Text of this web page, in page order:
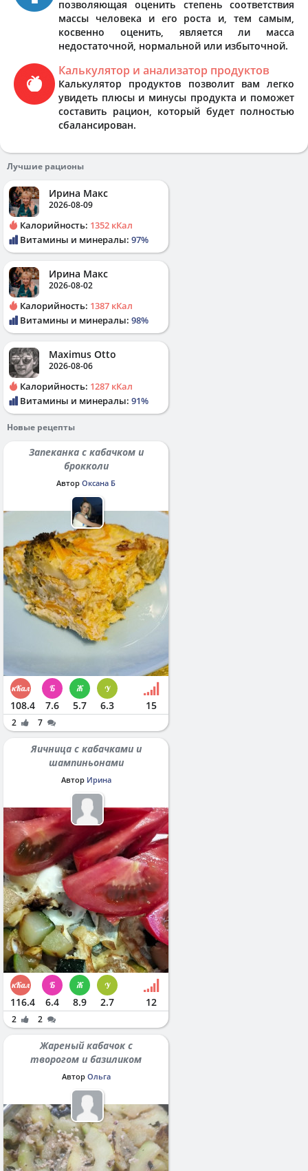
позволяющая оценить степень соответствия
массы человека и его роста и, тем самым,
косвенно оценить, является ли масса
недостаточной, нормальной или избыточной.
Калькулятор и анализатор продуктов
Калькулятор продуктов позволит вам легко
увидеть плюсы и минусы продукта и поможет
составить рацион, который будет полностью
сбалансирован.
Лучшие рационы
Ирина Макс
2026-08-09
Калорийность: 1352 кКал
Витамины и минералы: 97%
Ирина Макс
2026-08-02
Калорийность: 1387 кКал
Витамины и минералы: 98%
Maximus Otto
2026-08-06
Калорийность: 1287 кКал
Витамины и минералы: 91%
Новые рецепты
Запеканка с кабачком и
брокколи
Автор Оксана Б
108.4 7.6 5.7 6.3 15
2 7
Яичница с кабачками и
шампиньонами
Автор Ирина
116.4 6.4 8.9 2.7 12
2 2
Жареный кабачок с
творогом и базиликом
Автор Ольга